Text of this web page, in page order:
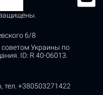
защищены.
6/8
Украины по
ID: R 40-06013.
тел. +380503271422